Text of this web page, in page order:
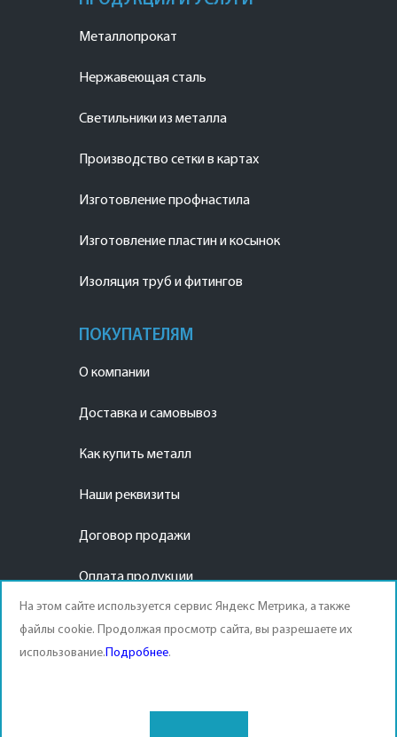
Металлопрокат
Нержавеющая сталь
Светильники из металла
Производство сетки в картах
Изготовление профнастила
Изготовление пластин и косынок
Изоляция труб и фитингов
ПОКУПАТЕЛЯМ
О компании
Доставка и самовывоз
Как купить металл
Наши реквизиты
Договор продажи
Оплата продукции
Политика конфиденциальности
На этом сайте используется сервис Яндекс Метрика, а также
файлы cookie. Продолжая просмотр сайта, вы разрешаете их
использование.Подробнее.